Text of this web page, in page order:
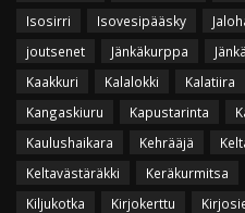
Isosirri
Isovesipääsky
joutsenet
Jänkäkurppa
Kaakkuri
Kalalokki Kalatiira
Kangaskiuru
Kapustarinta
Kaulushaikara
Kehrääjä
Keltavästäräkki
Keräkurmitsa
Kiljukotka
Kirjokerttu